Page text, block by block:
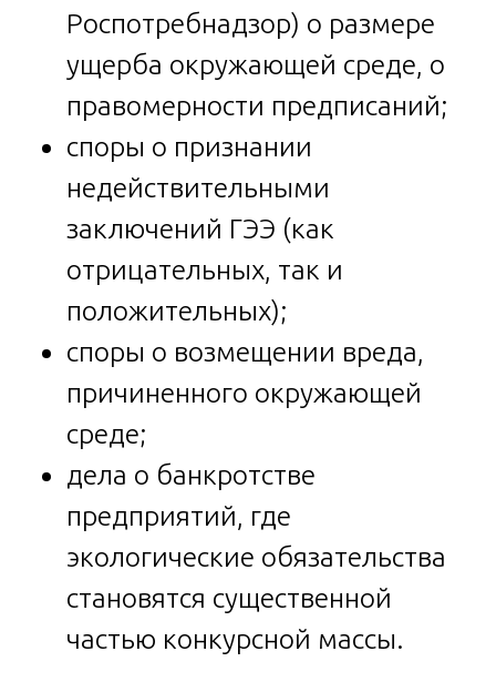
Роспотребнадзор) о размере
ущерба окружающей среде, о
правомерности предписаний;
споры о признании
недействительными
заключений ГЭЭ (как
отрицательных, так и
положительных);
споры о возмещении вреда,
причиненного окружающей
среде;
дела о банкротстве
предприятий, где
экологические обязательства
становятся существенной
частью конкурсной массы.